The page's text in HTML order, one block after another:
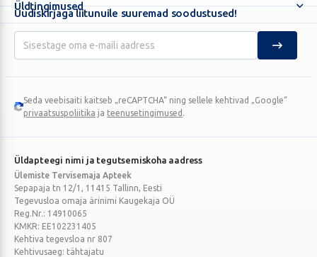
Üldtingimused
Uudiskirjaga liitunuile suuremad soodustused!
Google
Seda veebisaiti kaitseb „reCAPTCHA“ ning sellele kehtivad „Google“
privaatsuspoliitika ja teenusetingimused .
Üldapteegi nimi ja tegutsemiskoha aadress
Ülemiste Tervisemaja Apteek
Sepapaja tn 12/1, 11415 Tallinn, Eesti
Tegevusloa omaja ärinimi Kaugekaja OÜ
Reg.Nr.: 14910065
KMKR: EE102231405
Kehtiva tegevsloa nr 807
Kehtivusaeg: tähtajatu